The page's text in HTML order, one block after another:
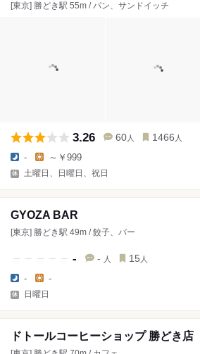
[東京] 勝どき駅 55m / パン、サンドイッチ
3.26 60 人 1466 人
- ～￥999
土曜日、日曜日、祝日
GYOZA BAR
[東京] 勝どき駅 49m / 餃子、バー
- - 人 15 人
- -
日曜日
ドトールコーヒーショップ 勝どき店